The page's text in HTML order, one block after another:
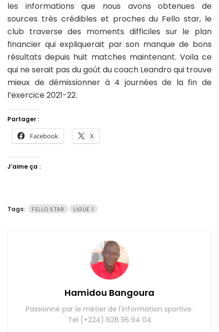
les informations que nous avons obtenues de
sources très crédibles et proches du Fello star, le
club traverse des moments difficiles sur le plan
financier qui expliquerait par son manque de bons
résultats depuis huit matches maintenant. Voila ce
qui ne serait pas du goût du coach Leandro qui trouve
mieux de démissionner à 4 journées de la fin de
l’exercice 2021-22.
Partager :
Facebook X
J’aime ça :
Tags: FELLO STAR LIGUE 1
Hamidou Bangoura
Passionné par le métier de l'information sportive.
Tel (+224) 628 95 94 04